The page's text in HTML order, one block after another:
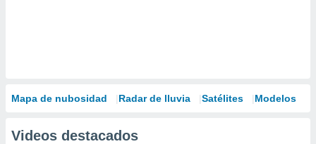
Mapa de nubosidad Radar de lluvia Satélites Modelos
Videos destacados